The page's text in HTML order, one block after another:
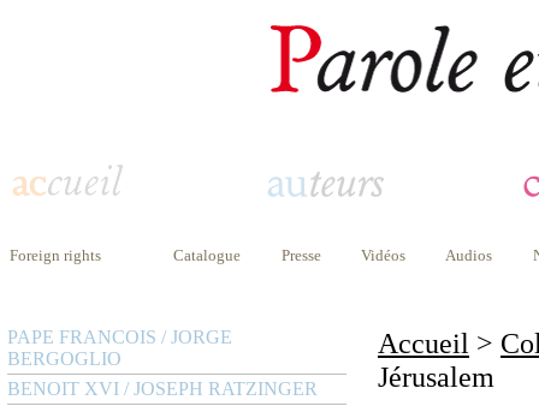
Foreign rights Catalogue Presse Vidéos Audios
PAPE FRANCOIS / JORGE
BERGOGLIO
BENOIT XVI / JOSEPH RATZINGER
Accueil >
Jérusalem